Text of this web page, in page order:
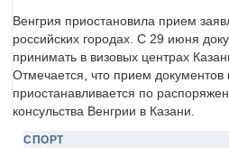
Венгрия приостановила прием
российских городах. С 29 июня
принимать в визовых центрах
Отмечается, что прием документов
приостанавливается по
консульства Венгрии в Казани.
СПОРТ